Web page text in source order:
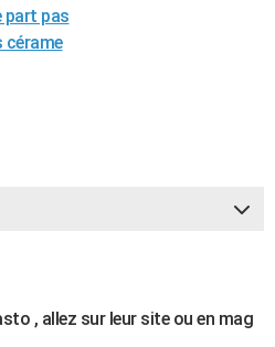
part pas
cérame
, allez sur leur site ou en mag